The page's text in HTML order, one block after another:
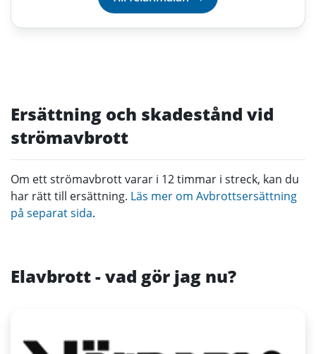
Ersättning och skadestånd vid
strömavbrott
Om ett strömavbrott varar i 12 timmar i streck, kan du
har rätt till ersättning. Läs mer om Avbrottsersättning
på separat sida.
Elavbrott - vad gör jag nu?